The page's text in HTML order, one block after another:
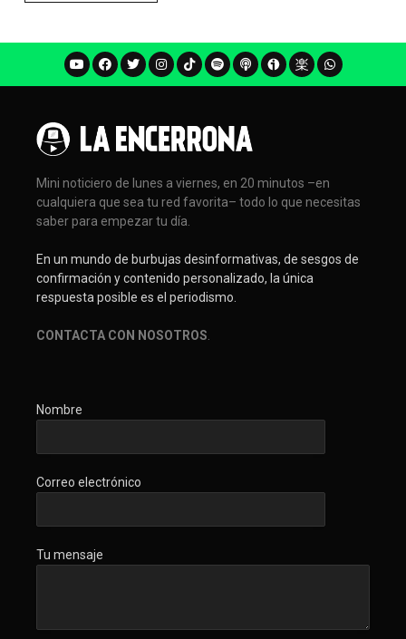
Mini noticiero de lunes a viernes, en 20 minutos –en
cualquiera que sea tu red favorita– todo lo que necesitas
saber para empezar tu día.
En un mundo de burbujas desinformativas, de sesgos de
confirmación y contenido personalizado, la única
respuesta posible es el periodismo.
CONTACTA CON NOSOTROS
Nombre
Correo electrónico
Tu mensaje